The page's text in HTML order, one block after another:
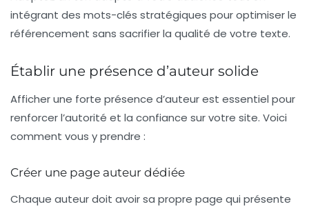
intégrant des mots-clés stratégiques pour optimiser le
référencement sans sacrifier la qualité de votre texte.
Établir une présence d’auteur solide
Afficher une forte présence d’auteurest essentiel pour
renforcer l’autorité et la confiance sur votre site. Voici
comment vous y prendre :
Créer une page auteur dédiée
Chaque auteur doit avoir sa propre page qui présente